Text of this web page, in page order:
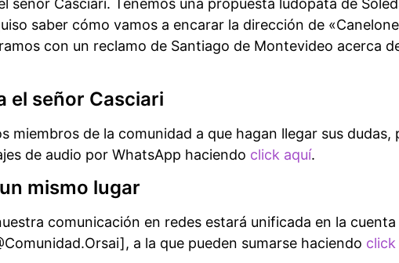
señor Casciari. Tenemos una propuesta ludópata de
saber cómo vamos a encarar la dirección de
con un reclamo de Santiago de Montevideo acerca
el señor Casciari
miembros de la comunidad a que hagan llegar sus dudas,
de audio por WhatsApp haciendo click aquí.
mismo lugar
comunicación en redes estará unificada en la
a la que pueden sumarse haciendo click